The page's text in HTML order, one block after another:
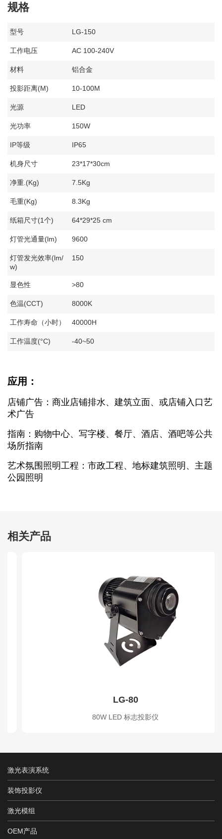
规格
型号 LG-150
工作电压 AC 100-240V
材料 铝合金
投影距离(M) 10-100M
光源 LED
光功率 150W
IP等级 IP65
机身尺寸 23*17*30cm
净重.(Kg) 7.5Kg
毛重(Kg) 8.3Kg
纸箱尺寸(1个) 64*29*25 cm
灯管光通量(lm) 9600
灯管发光效率(lm/
w)
150
显色性 >80
色温(CCT) 8000K
工作寿命（小时） 40000H
工作温度(°C) -40~50
应用：
店铺广告：商业店铺排水、建筑立面、或店铺入口艺
术广告
指南：购物中心、写字楼、餐厅、酒店、酒吧等公共
场所指南
艺术氛围照明工程：市政工程、地标建筑照明、主题
公园照明
相关产品
LG-80
80W LED 标志投影仪
激光表演系统
装饰投影仪
激光模组
OEM产品